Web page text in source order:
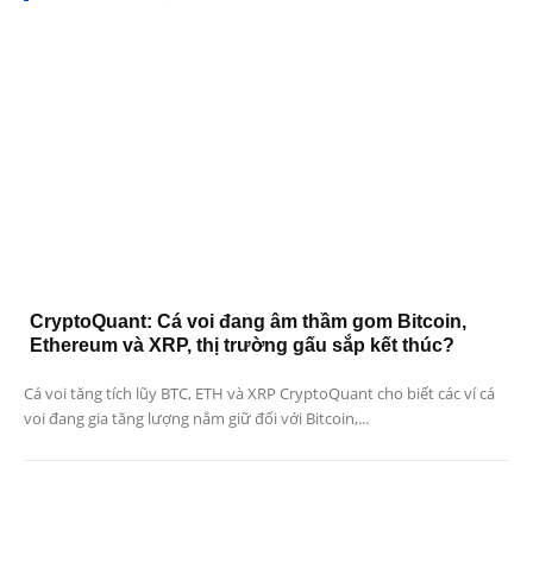
CryptoQuant: Cá voi đang âm thầm gom Bitcoin,
Ethereum và XRP, thị trường gấu sắp kết thúc?
Cá voi tăng tích lũy BTC, ETH và XRP CryptoQuant cho biết các ví cá
voi đang gia tăng lượng nắm giữ đối với Bitcoin,...